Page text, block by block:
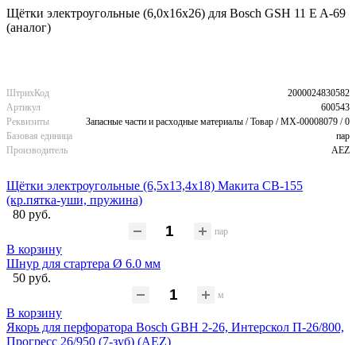
Щётки электроугольные (6,0х16х26) для Bosch GSH 11 E A-69
(аналог)
ШтрихКод
2000024830582
Артикул
600543
Реквизиты
Запасные части и расходные материалы / Товар / MX-00008079 / 0
Базовая единица
пар
Производитель
AEZ
Щётки электроугольные (6,5х13,4х18) Макита CB-155
(кр.пятка-уши, пружина)
80 руб.
пар
В корзину
Шнур для стартера Ø 6.0 мм
50 руб.
м
В корзину
Якорь для перфоратора Bosch GBH 2-26, Интерскол П-26/800,
Прогресс 26/950 (7-зуб) (AEZ)